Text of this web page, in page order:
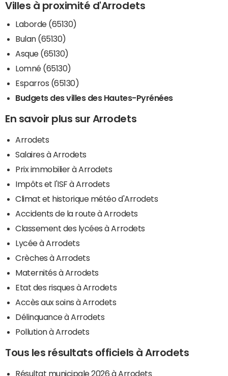
Villes à proximité d'Arrodets
Laborde (65130)
Bulan (65130)
Asque (65130)
Lomné (65130)
Esparros (65130)
Budgets des villes des Hautes-Pyrénées
En savoir plus sur Arrodets
Arrodets
Salaires à Arrodets
Prix immobilier à Arrodets
Impôts et l'ISF à Arrodets
Climat et historique météo d'Arrodets
Accidents de la route à Arrodets
Classement des lycées à Arrodets
Lycée à Arrodets
Crèches à Arrodets
Maternités à Arrodets
Etat des risques à Arrodets
Accès aux soins à Arrodets
Délinquance à Arrodets
Pollution à Arrodets
Tous les résultats officiels à Arrodets
Résultat municipale 2026 à Arrodets